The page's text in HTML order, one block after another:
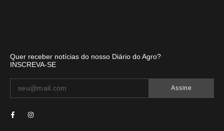
Quer receber notícias do nosso Diário do Agro?
INSCREVA-SE
Assine